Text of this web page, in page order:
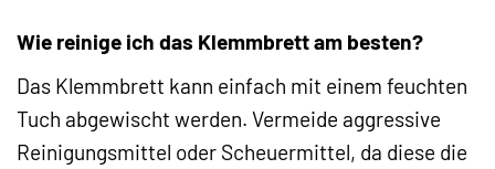
Wie reinige ich das Klemmbrett am besten?
Das Klemmbrett kann einfach mit einem feuchten
Tuch abgewischt werden. Vermeide aggressive
Reinigungsmittel oder Scheuermittel, da diese die